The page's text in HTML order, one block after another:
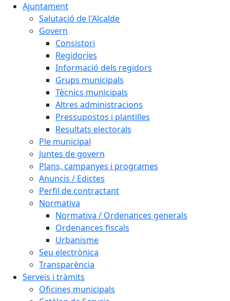
Ajuntament
Salutació de l'Alcalde
Govern
Consistori
Regidories
Informació dels regidors
Grups municipals
Tècnics municipals
Altres administracions
Pressupostos i plantilles
Resultats electorals
Ple municipal
Juntes de govern
Plans, campanyes i programes
Anuncis / Edictes
Perfil de contractant
Normativa
Normativa / Ordenances generals
Ordenances fiscals
Urbanisme
Seu electrònica
Transparència
Serveis i tràmits
Oficines municipals